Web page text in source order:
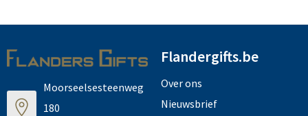
Moorseelsesteenweg
180
Flandergifts.be
Over ons
Nieuwsbrief